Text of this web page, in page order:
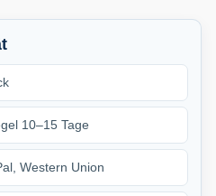
10–15 Tage
Western Union